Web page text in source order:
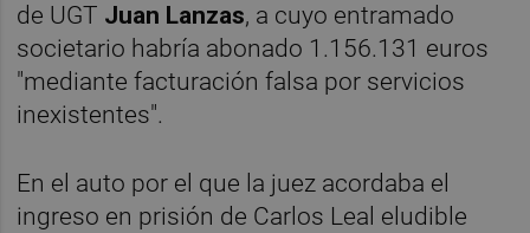
de UGT Juan Lanzas, a cuyo entramado
societario habría abonado 1.156.131 euros
"mediante facturación falsa por servicios
inexistentes".
En el auto por el que la juez acordaba el
ingreso en prisión de Carlos Leal eludible